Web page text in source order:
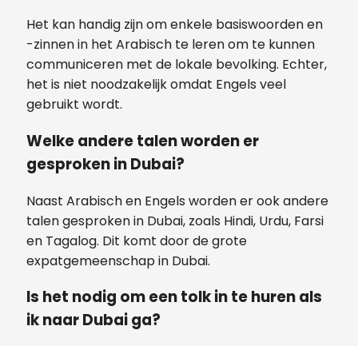
Het kan handig zijn om enkele basiswoorden en
-zinnen in het Arabisch te leren om te kunnen
communiceren met de lokale bevolking. Echter,
het is niet noodzakelijk omdat Engels veel
gebruikt wordt.
Welke andere talen worden er
gesproken in Dubai?
Naast Arabisch en Engels worden er ook andere
talen gesproken in Dubai, zoals Hindi, Urdu, Farsi
en Tagalog. Dit komt door de grote
expatgemeenschap in Dubai.
Is het nodig om een tolk in te huren als
ik naar Dubai ga?